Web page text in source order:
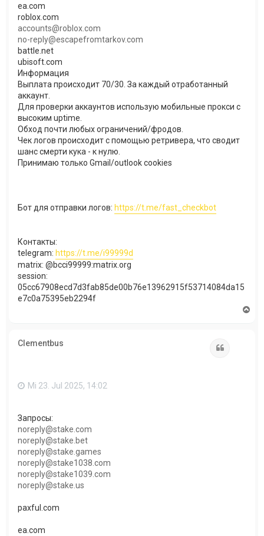
ea.com
roblox.com
accounts@roblox.com
no-reply@escapefromtarkov.com
battle.net
ubisoft.com
Информация
Выплата происходит 70/30. За каждый отработанный
аккаунт.
Для проверки аккаунтов использую мобильные прокси с
высоким uptime.
Обход почти любых ограничений/фродов.
Чек логов происходит с помощью ретривера, что сводит
шанс смерти кука - к нулю.
Принимаю только Gmail/outlook cookies​
Бот для отправки логов: https://t.me/fast_checkbot​
Контакты:
telegram: https://t.me/i99999d
matrix: @bcci99999:matrix.org
session:
05cc67908ecd7d3fab85de00b76e13962915f53714084da15
e7c0a75395eb2294f​
Clementbus
Mi 23. Jul 2025, 14:02
Запросы:
noreply@stake.com
noreply@stake.bet
noreply@stake.games
noreply@stake1038.com
noreply@stake1039.com
noreply@stake.us
paxful.com
ea.com